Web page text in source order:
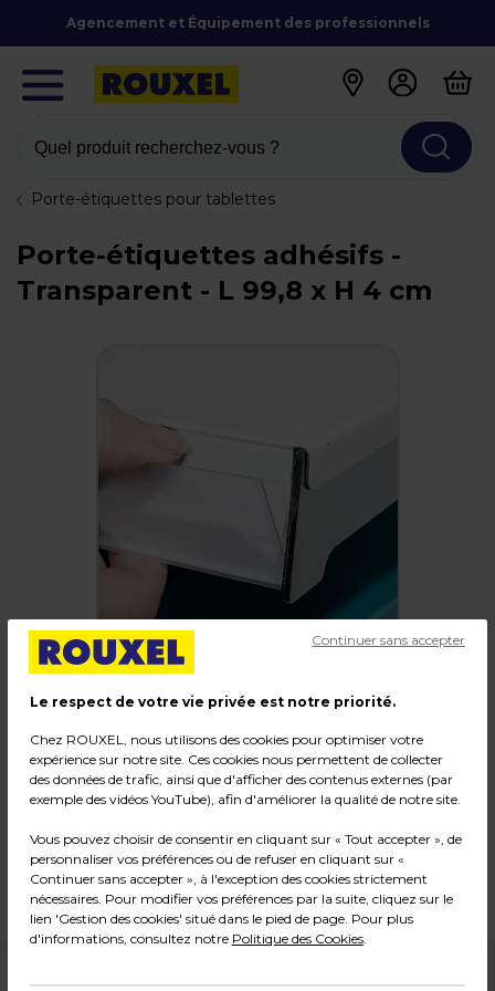
Agencement et Équipement des professionnels
Quel produit recherchez-vous ?
Porte-étiquettes pour tablettes
Porte-étiquettes adhésifs -
Transparent - L 99,8 x H 4 cm
Porte-étiquettes adhésifs
Code :229101
Matière : Plastique
Dimensions : L 99,8 x H 4 cm
Poids : 0,79 kg
9,99€ HT
Le respect de votre vie privée est notre priorité.
Chez ROUXEL, nous utilisons des cookies pour optimiser votre
expérience sur notre site. Ces cookies nous permettent de collecter
des données de trafic, ainsi que d'afficher des contenus externes (par
exemple des vidéos YouTube), afin d'améliorer la qualité de notre site.
Vous pouvez choisir de consentir en cliquant sur « Tout accepter », de
personnaliser vos préférences ou de refuser en cliquant sur «
Continuer sans accepter », à l'exception des cookies strictement
nécessaires. Pour modifier vos préférences par la suite, cliquez sur le
lien 'Gestion des cookies' situé dans le pied de page. Pour plus
d'informations, consultez notre Politique des Cookies.
Continuer sans accepter